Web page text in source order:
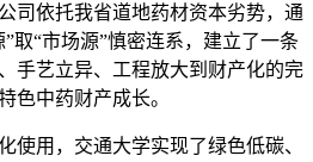
依托我省道地药材资本劣势，通
取“市场源”慎密连系，建立了一条
手艺立异、工程放大到财产化的完
色中药财产成长。
用，交通大学实现了绿色低碳、